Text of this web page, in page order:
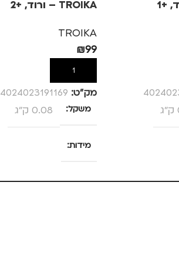
TROIKA – ורוד, +2
TROIKA
₪99
הוספה לסל
מק”ט: 4024023191169
משקל 0.08 ק"ג
מידות
25 × 13.5 × 4 סנטימטרים